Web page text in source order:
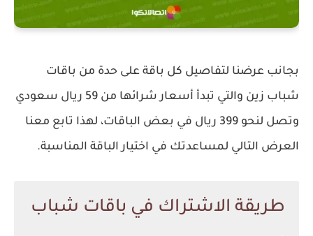
بجانب عرضنا لتفاصيل كل باقة على حدة من باقات
شباب زين والتي تبدأ أسعار شرائها من 59 ريال سعودي
وتصل لنحو 399 ريال في بعض الباقات، لهذا تابع معنا
العرض التالي لمساعدتك في اختيار الباقة المناسبة.
طريقة الاشتراك في باقات شباب